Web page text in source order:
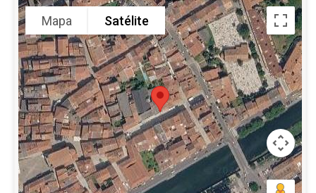
Mapa Satélite